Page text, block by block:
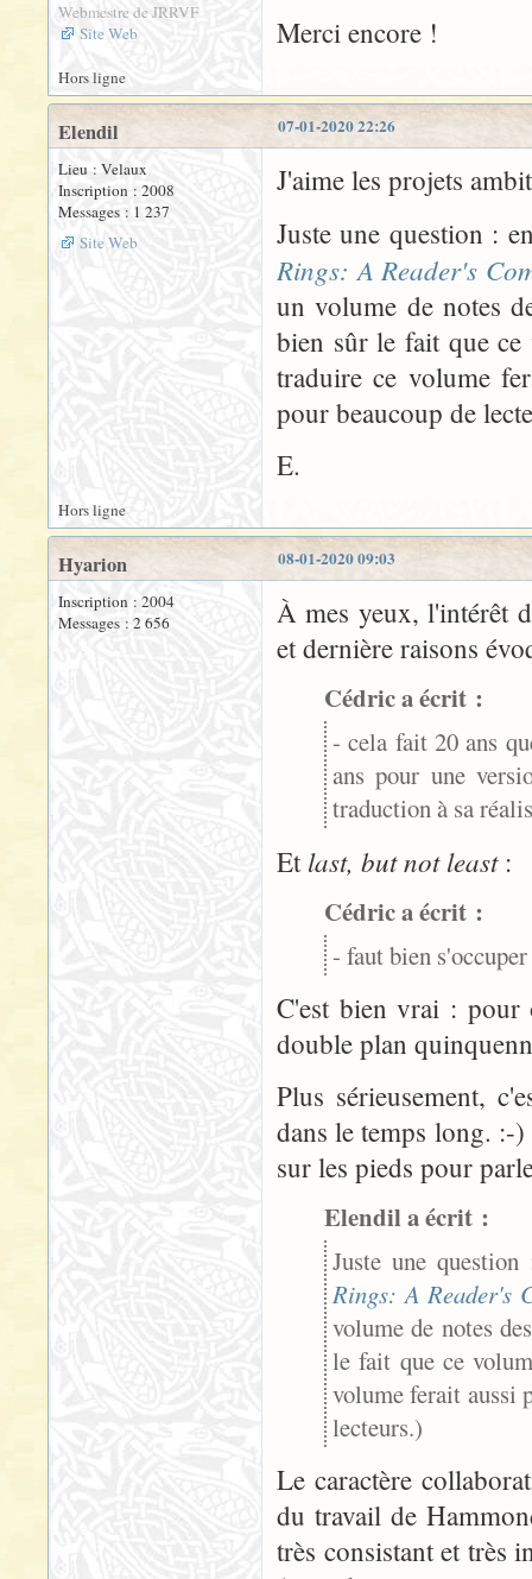
Webmestre de JRRVF
Site Web
Merci encore !
Hors ligne
07-01-2020 22:26
Elendil
Lieu : Velaux
Inscription : 2008
Messages : 1 237
Site Web
J'aime les projets
Juste une question :
Rings: A Reader's
un volume de notes
bien sûr le fait que
traduire ce volume
pour beaucoup de
E.
Hors ligne
08-01-2020 09:03
Hyarion
Inscription : 2004
Messages : 2 656
À mes yeux, l'intérêt
et dernière raisons
Cédric a écrit :
- cela fait 20 ans
ans pour une
traduction à sa
Et last, but not least:
Cédric a écrit :
- faut bien
C'est bien vrai : pour
double plan
Plus sérieusement,
dans le temps long. :-)
sur les pieds pour
Elendil a écrit :
Juste une
Rings: A Reader's
volume de notes
le fait que ce
volume ferait aussi
lecteurs.)
Le caractère
du travail de
très consistant et très